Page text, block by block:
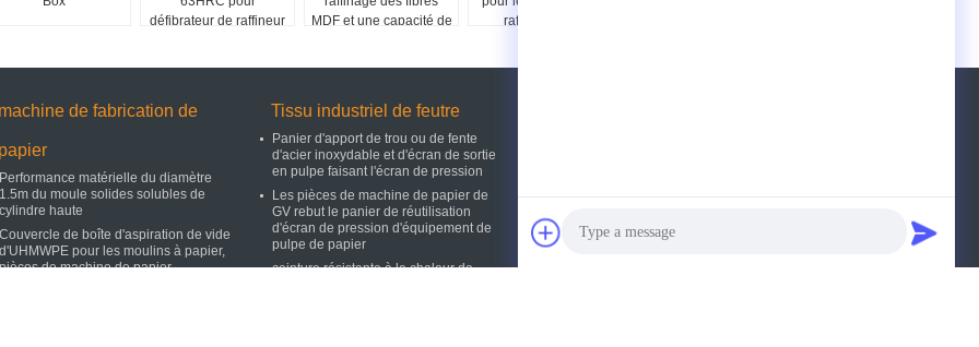
défibrateur de raffineur
MDF et une capacité de
raffinage MDF
machine de fabrication de
papier
Performance matérielle du diamètre
1.5m du moule solides solubles de
cylindre haute
Couvercle de boîte d'aspiration de vide
d'UHMWPE pour les moulins à papier,
pièces de machine de papier
Tissu industriel de feutre
Panier d'apport de trou ou de fente
d'acier inoxydable et d'écran de sortie
en pulpe faisant l'écran de pression
Les pièces de machine de papier de
GV rebut le panier de réutilisation
d'écran de pression d'équipement de
pulpe de papier
ceinture résistante à la chaleur de
E-Mail